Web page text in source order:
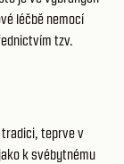
léčbě nemocí
tzv.
tradici, teprve v
k svébytnému